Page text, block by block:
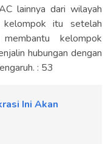
lainnya dari wilayah
itu setelah
kelompok
hubungan dengan
: 53
Ini Akan